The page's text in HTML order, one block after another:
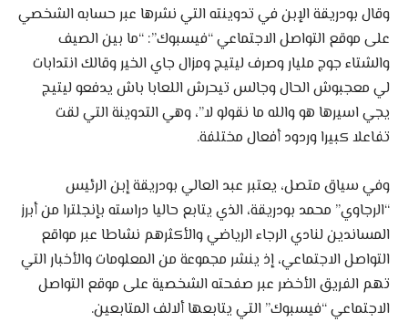
وقال بودريقة الإبن في تدوينته التي نشرها عبر حسابه الشخصي
على موقع التواصل الاجتماعي “فيسبوك”: “ما بين الصيف
والشتاء جوج مليار وصرف ليتيج ومزال جاي الخير وقالك انتدابات
لي معجبوش الحال وجالس تيحرش اللعابا باش يدفعو ليتيج
يجي اسيرها هو والله ما نقولو لا”، وهي التدوينة التي لقت
تفاعلا كبيرا وردود أفعال مختلفة.
وفي سياق متصل، يعتبر عبد العالي بودريقة إبن الرئيس
“الرجاوي” محمد بودريقة، الذي يتابع حاليا دراسته بإنجلترا من أبرز
المساندين لنادي الرجاء الرياضي والأكثرهم نشاطا عبر مواقع
التواصل الاجتماعي، إذ ينشر مجموعة من المعلومات والأخبار التي
تهم الفريق الأخضر عبر صفحته الشخصية على موقع التواصل
الاجتماعي “فيسبوك” التي يتابعها ألالف المتابعين.